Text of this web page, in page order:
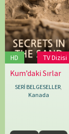
HD TV Dizisi
Kum’daki Sırlar
SERİ BELGESELLER
Kanada
09.09.2023
Brian
Quigley,
Kristian